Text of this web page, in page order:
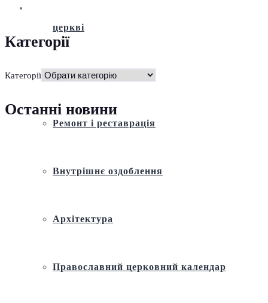
церкві
Історія
Ремонт і реставрація
Внутрішнє оздоблення
Архітектура
Православний церковний календар
Категорії
Категорії
Останні новини